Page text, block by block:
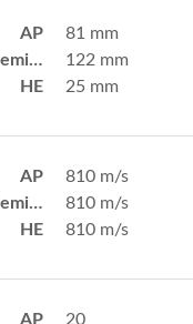
AP
81 mm
AP Premium
122 mm
HE
25 mm
AP
810 m/s
AP Premium
810 m/s
HE
810 m/s
AP
20